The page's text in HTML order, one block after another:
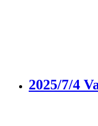
2025/7/4